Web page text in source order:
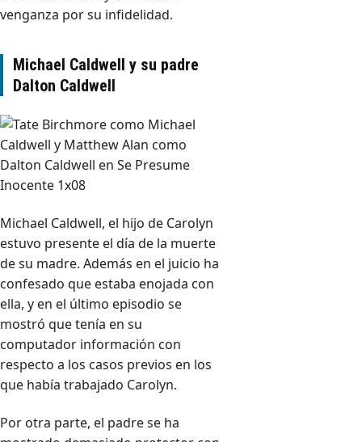
venganza por su infidelidad.
Michael Caldwell y su padre
Dalton Caldwell
Michael Caldwell, el hijo de Carolyn
estuvo presente el día de la muerte
de su madre. Además en el juicio ha
confesado que estaba enojada con
ella, y en el último episodio se
mostró que tenía en su
computador información con
respecto a los casos previos en los
que había trabajado Carolyn.
Por otra parte, el padre se ha